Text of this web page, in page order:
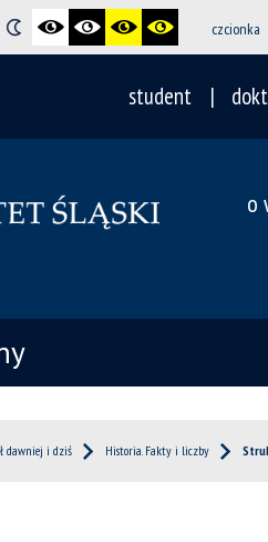
czcionka
student
o
dawniej i dziś Historia. Fakty i liczby